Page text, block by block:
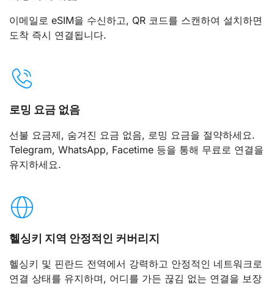
이메일로 eSIM을 수신하고, QR 코드를 스캔하여 설치하면
도착 즉시 연결됩니다.
로밍 요금 없음
선불 요금제, 숨겨진 요금 없음, 로밍 요금을 절약하세요.
Telegram, WhatsApp, Facetime 등을 통해 무료로 연결을
유지하세요.
헬싱키 지역 안정적인 커버리지
헬싱키 및 핀란드 전역에서 강력하고 안정적인 네트워크로
연결 상태를 유지하며, 어디를 가든 끊김 없는 연결을 보장